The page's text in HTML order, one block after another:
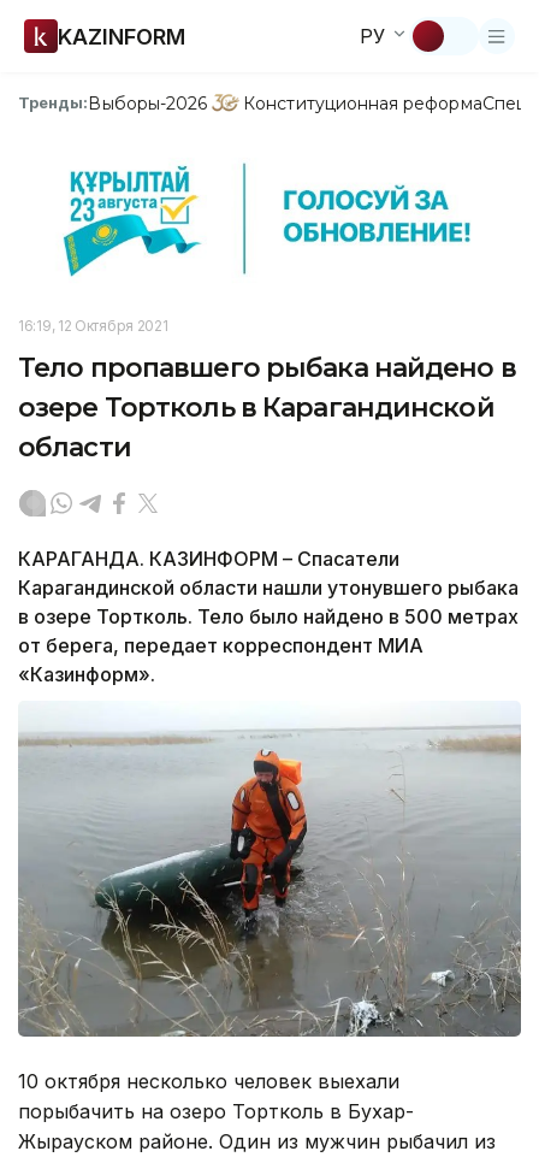
KAZINFORM РУ
Тренды:Выборы-2026 Конституционная реформа
16:19, 12 Октября 2021
Тело пропавшего рыбака найдено в
озере Тортколь в Карагандинской
области
КАРАГАНДА. КАЗИНФОРМ – Спасатели
Карагандинской области нашли утонувшего рыбака
в озере Тортколь. Тело было найдено в 500 метрах
от берега, передает корреспондент МИА
«Казинформ».
10 октября несколько человек выехали
порыбачить на озеро Тортколь в Бухар-
Жырауском районе. Один из мужчин рыбачил из